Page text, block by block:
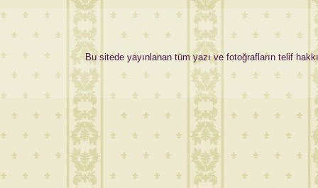
Bu sitede yayınlanan tüm yazı ve fotoğrafların telif